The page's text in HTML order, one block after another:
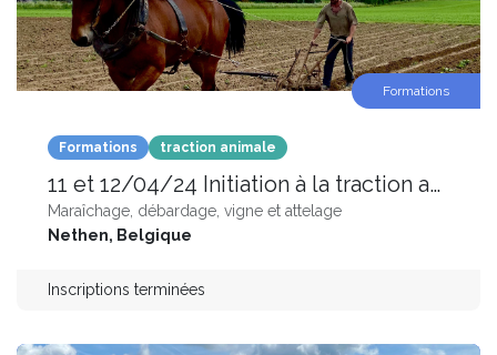
Formations
Formations traction animale
11 et 12/04/24 Initiation à la traction animale
Maraîchage, débardage, vigne et attelage
Nethen, Belgique
Inscriptions terminées